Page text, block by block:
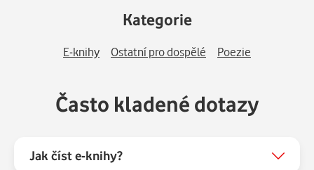
Kategorie
E-knihy Ostatní pro dospělé Poezie
Často kladené dotazy
Jak číst e-knihy?